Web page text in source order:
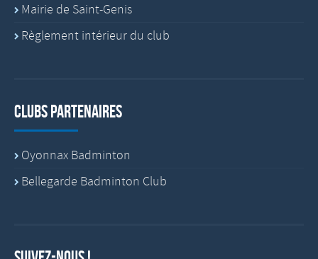
Mairie de Saint-Genis
Règlement intérieur du club
Clubs partenaires
Oyonnax Badminton
Bellegarde Badminton Club